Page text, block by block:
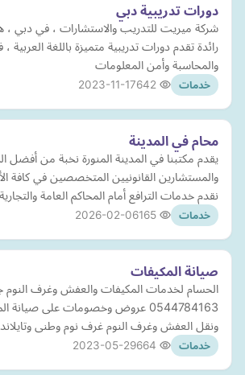
دورات تدريبية دبي
شركة ميريت للتدريب والاستشارات ، في دبي
رائدة تقدم دورات تدريبية متميزة باللغة العربية
والمحاسبة وأمن المعلومات
خدمات 2023-11-17
محام في المدينة
يقدم مكتبنا في المدينة المنورة نخبة من أفضل
والمستشارين القانونيين المتخصصين في كافة
نقدم خدمات الترافع أمام المحاكم العامة
خدمات 2026-02-06
صيانة المكيفات
الحسام لخدمات المكيفات والعفش وغرف النوم
0544784163 عروض وخصومات على
ونقل العفش وغرف النوم غرف نوم وطنى وتايلاند
خدمات 2023-05-29